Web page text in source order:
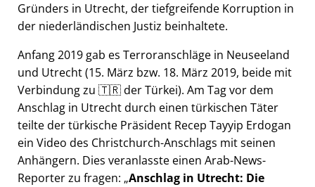
Gründers in Utrecht, der tiefgreifende Korruption in
der niederländischen Justiz beinhaltete.
Anfang 2019 gab es Terroranschläge in Neuseeland
und Utrecht (15. März bzw. 18. März 2019, beide mit
Verbindung zu 🇹🇷 der Türkei). Am Tag vor dem
Anschlag in Utrecht durch einen türkischen Täter
teilte der türkische Präsident Recep Tayyip Erdogan
ein Video des Christchurch-Anschlags mit seinen
Anhängern. Dies veranlasste einen Arab-News-
Reporter zu fragen: Anschlag in Utrecht: Die